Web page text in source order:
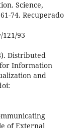
Science,
74. Recuperado
93
Distributed
Information
and
of External